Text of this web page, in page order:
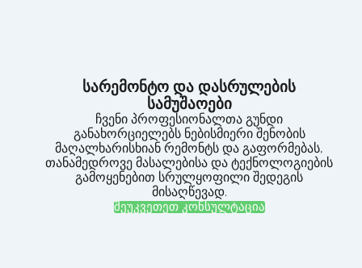
სარემონტო და დასრულების
სამუშაოები
ჩვენი პროფესიონალთა გუნდი
განახორციელებს ნებისმიერი შენობის
მაღალხარისხიან რემონტს და გაფორმებას,
თანამედროვე მასალებისა და ტექნოლოგიების
გამოყენებით სრულყოფილი შედეგის
მისაღწევად.
შეუკვეთეთ კონსულტაცია